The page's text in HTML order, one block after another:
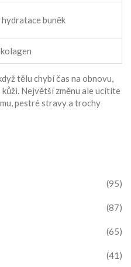
buněk
tělu chybí čas na obnovu,
Největší změnu ale ucítíte
pestré stravy a trochy
(95)
(87)
(65)
(41)